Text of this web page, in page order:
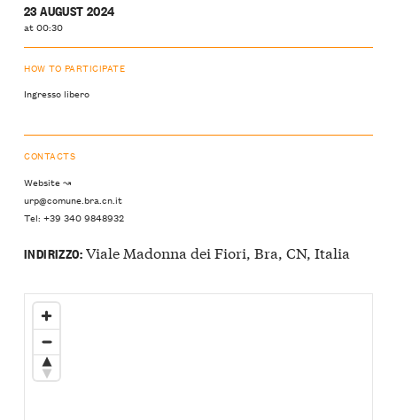
23 AUGUST 2024
at 00:30
HOW TO PARTICIPATE
Ingresso libero
CONTACTS
Website ↝
urp@comune.bra.cn.it
Tel: +39 340 9848932
INDIRIZZO:Viale Madonna dei Fiori, Bra, CN, Italia